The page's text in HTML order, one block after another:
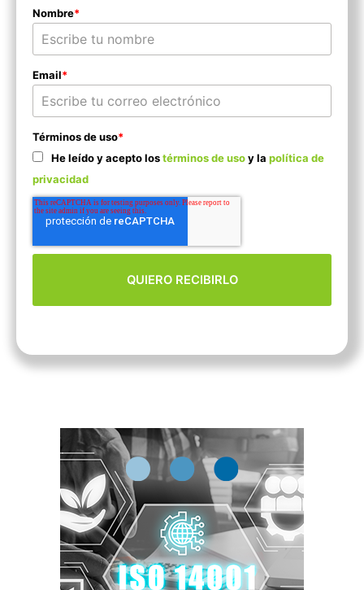
Nombre*
Email*
Términos de uso*
He leído y acepto lostérminos de usoy la política de
privacidad